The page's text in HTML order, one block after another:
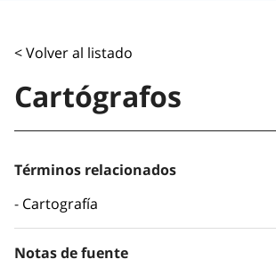
< Volver al listado
Cartógrafos
Términos relacionados
Cartografía
Notas de fuente